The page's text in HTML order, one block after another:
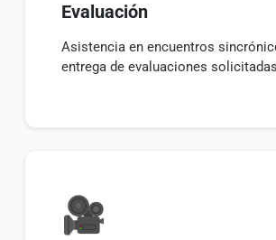
Evaluación
Asistencia en encuentros
entrega de evaluaciones solicitadas
🎥